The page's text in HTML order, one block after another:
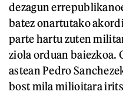
dezagun
batez onartutako
parte hartu zuten
ziola orduan baiezkoa.
astean Pedro
bost mila milioitara